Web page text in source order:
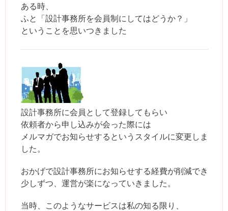
ある時、
ふと「設計事務所を会員制にしてはどうか？」
ということを思いつきました
設計事務所に会員として登録してもらい
依頼者から申し込みが会った際には
メルマガでお知らせするというスタイルに変更しま
した。
おかげで設計事務所にお知らせする経費が削減でき
少しずつ、運営が楽になっていきました。
当時、このようなサービスは私の知る限り、